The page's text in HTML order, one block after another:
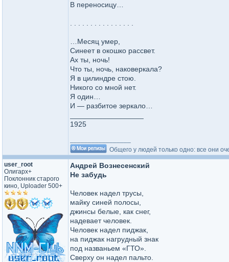
В переносицу…
…Месяц умер,
Синеет в окошко рассвет.
Ах ты, ночь!
Что ты, ночь, наковеркала?
Я в цилиндре стою.
Никого со мной нет.
Я один…
И — разбитое зеркало…
1925
Общего у людей только одно: все они
user_root
Олигарх+
Поклонник старого
кино, Uploader 500+
Андрей Вознесенский
Не забудь
Человек надел трусы,
майку синей полосы,
джинсы белые, как снег,
надевает человек.
Человек надел пиджак,
на пиджак нагрудный знак
под названьем «ГТО».
Сверху он надел пальто.